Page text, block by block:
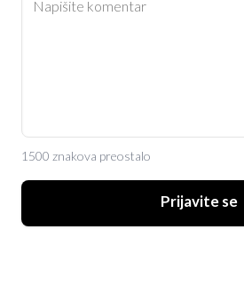
1500 znakova preostalo
Prijavite se